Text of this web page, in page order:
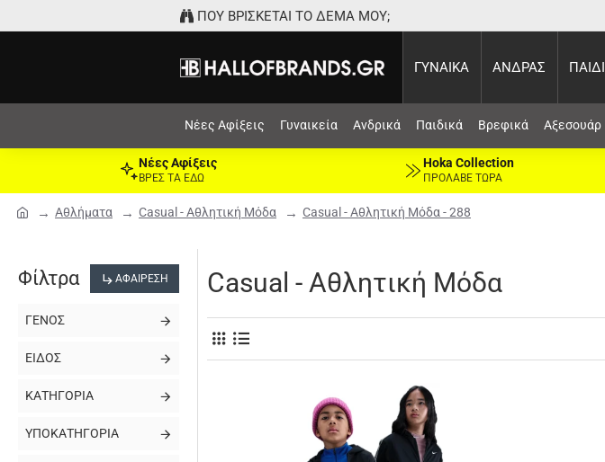
ΠΟΥ ΒΡΙΣΚΕΤΑΙ ΤΟ ΔΕΜΑ ΜΟΥ;
ΓΥΝΑΙΚΑ ΑΝΔΡΑΣ ΠΑΙΔΙ
Νέες Αφίξεις Γυναικεία Ανδρικά Παιδικά Βρεφικά Αξεσουάρ
Αθλήματα Casual - Αθλητική Μόδα Casual - Αθλητική Μόδα - 288
Νέες Αφίξεις
ΒΡΕΣ ΤΑ ΕΔΩ
Hoka Collection
ΠΡΟΛΑΒΕ ΤΩΡΑ
Φίλτρα ΑΦΑΊΡΕΣΗ
ΥΠΟΚΑΤΗΓΟΡΊΑ
ΓΈΝΟΣ
ΚΑΤΗΓΟΡΊΑ
ΕΊΔΟΣ
Casual - Αθλητική Μόδα